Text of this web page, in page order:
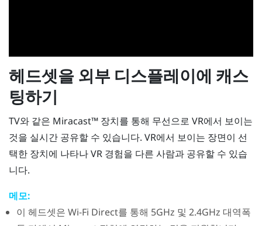
헤드셋을 외부 디스플레이에 캐스
팅하기
TV와 같은 Miracast™ 장치를 통해 무선으로 VR에서 보이는
것을 실시간 공유할 수 있습니다. VR에서 보이는 장면이 선
택한 장치에 나타나 VR 경험을 다른 사람과 공유할 수 있습
니다.
메모:
이 헤드셋은 Wi-Fi Direct를 통해 5GHz 및 2.4GHz 대역폭